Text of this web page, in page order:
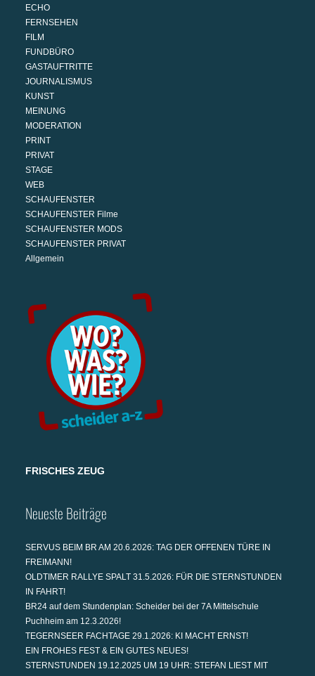
ECHO
FERNSEHEN
FILM
FUNDBÜRO
GASTAUFTRITTE
JOURNALISMUS
KUNST
MEINUNG
MODERATION
PRINT
PRIVAT
STAGE
WEB
SCHAUFENSTER
SCHAUFENSTER Filme
SCHAUFENSTER MODS
SCHAUFENSTER PRIVAT
Allgemein
FRISCHES ZEUG
Neueste Beiträge
SERVUS BEIM BR AM 20.6.2026: TAG DER OFFENEN TÜRE IN
FREIMANN!
OLDTIMER RALLYE SPALT 31.5.2026: FÜR DIE STERNSTUNDEN
IN FAHRT!
BR24 auf dem Stundenplan: Scheider bei der 7A Mittelschule
Puchheim am 12.3.2026!
TEGERNSEER FACHTAGE 29.1.2026: KI MACHT ERNST!
EIN FROHES FEST & EIN GUTES NEUES!
STERNSTUNDEN 19.12.2025 UM 19 UHR: STEFAN LIEST MIT